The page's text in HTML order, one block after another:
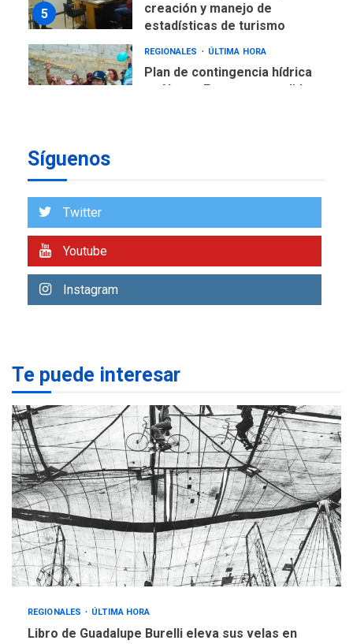
5
creación y manejo de
estadísticas de turismo
REGIONALES ÚLTIMA HORA
Plan de contingencia hídrica
en Nueva Esparta consolida
7
2
Margarita será sede de
para aprender a atender
adultos mayores
3
REGIONALES ÚLTIMA HORA
Mariño fortalece capacidad
operativa con flota
vehicular de 60 unidades
adquiridas en un año de
gestión
4
REGIONALES ÚLTIMA HORA
«Juan Bautista Arismendi» a
la altura de Macho Muerto
Síguenos
Twitter
Youtube
Instagram
Te puede interesar
REGIONALES ÚLTIMA HORA
Libro de Guadalupe Burelli eleva sus velas en